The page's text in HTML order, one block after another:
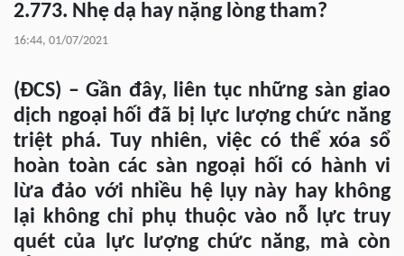
2.773. Nhẹ dạ hay nặng lòng tham?
16:44, 01/07/2021
(ĐCS) – Gần đây, liên tục những sàn giao
dịch ngoại hối đã bị lực lượng chức năng
triệt phá. Tuy nhiên, việc có thể xóa sổ
hoàn toàn các sàn ngoại hối có hành vi
lừa đảo với nhiều hệ lụy này hay không
lại không chỉ phụ thuộc vào nỗ lực truy
quét của lực lượng chức năng, mà còn